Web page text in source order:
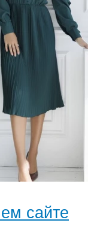
сайте